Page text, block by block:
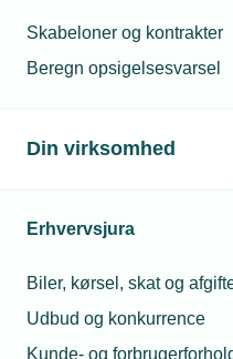
Skabeloner og kontrakter
Beregn opsigelsesvarsel
Din virksomhed
Erhvervsjura
Biler, kørsel, skat og
Udbud og konkurrence
Kunde- og